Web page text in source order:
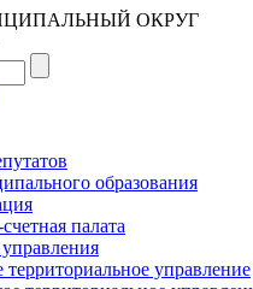
ОКРУГ
образования
палата
территориальное управление